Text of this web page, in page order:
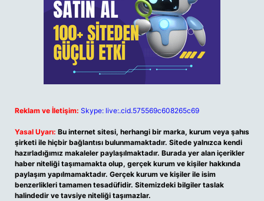
Reklam ve İletişim: Skype: live:.cid.575569c608265c69
Yasal Uyarı: Bu internet sitesi, herhangi bir marka, kurum veya şahıs
şirketi ile hiçbir bağlantısı bulunmamaktadır. Sitede yalnızca kendi
hazırladığımız makaleler paylaşılmaktadır. Burada yer alan içerikler
haber niteliği taşımamakta olup, gerçek kurum ve kişiler hakkında
paylaşım yapılmamaktadır. Gerçek kurum ve kişiler ile isim
benzerlikleri tamamen tesadüfidir. Sitemizdeki bilgiler taslak
halindedir ve tavsiye niteliği taşımazlar.